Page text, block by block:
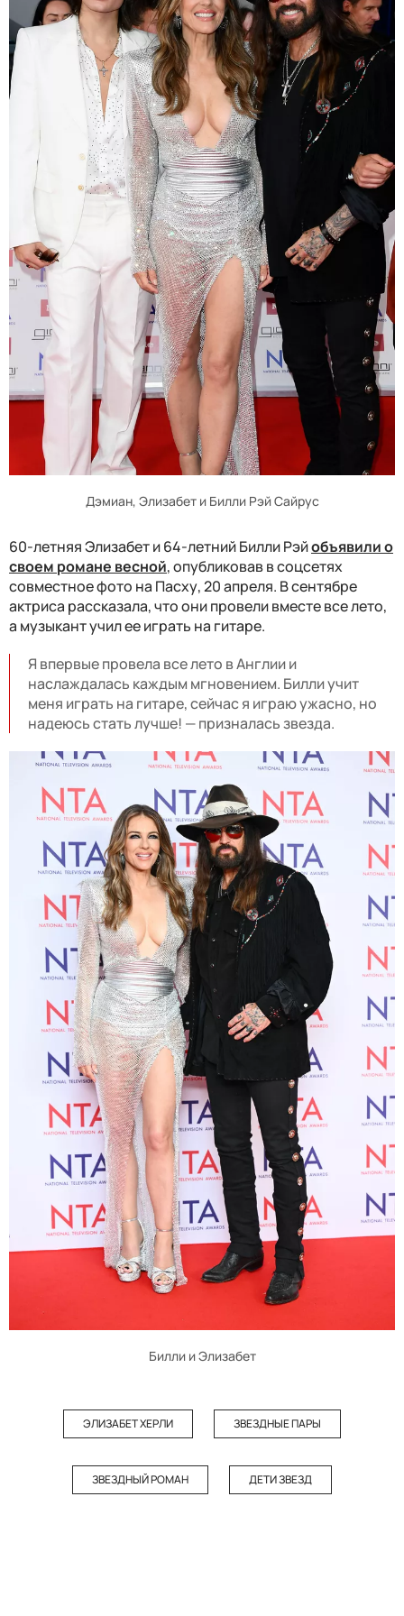
Дэмиан, Элизабет и Билли Рэй Сайрус
60-летняя Элизабет и 64-летний Билли Рэйобъявили о
своем романе весной, опубликовав в соцсетях
совместное фото на Пасху, 20 апреля. В сентябре
актриса рассказала, что они провели вместе все лето,
а музыкант учил ее играть на гитаре.
Я впервые провела все лето в Англии и
наслаждалась каждым мгновением. Билли учит
меня играть на гитаре, сейчас я играю ужасно, но
надеюсь стать лучше! — призналась звезда.
Билли и Элизабет
ЭЛИЗАБЕТ ХЕРЛИ ЗВЕЗДНЫЕ ПАРЫ
ЗВЕЗДНЫЙ РОМАН ДЕТИ ЗВЕЗД